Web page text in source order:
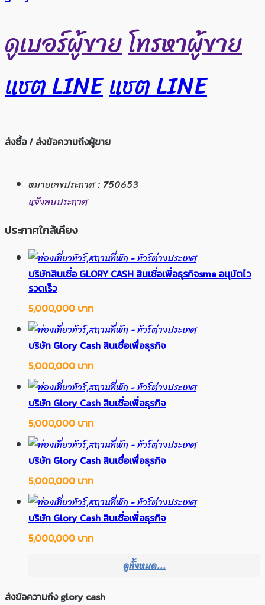
ดูเบอร์ผู้ขายโทรหาผู้ขาย
แชต LINEแชต LINE
ส่งซื้อ / ส่งข้อความถึงผู้ขาย
หมายเลขประกาศ : 750653
แจ้งลบประกาศ
ประกาศใกล้เคียง
บริษัทสินเชื่อ GLORY CASH สินเชื่อเพื่อธุรกิจsme อนุมัตไว
รวดเร็ว
5,000,000 บาท
บริษัท Glory Cash สินเชื่อเพื่อธุรกิจ
5,000,000 บาท
บริษัท Glory Cash สินเชื่อเพื่อธุรกิจ
5,000,000 บาท
บริษัท Glory Cash สินเชื่อเพื่อธุรกิจ
5,000,000 บาท
บริษัท Glory Cash สินเชื่อเพื่อธุรกิจ
5,000,000 บาท
ดูทั้งหมด...
ส่งข้อความถึง glory cash